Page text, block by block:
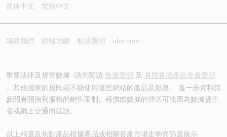
简体中文 繁體中文
聯絡我們 網站地圖 私隱聲明 ubs.com
重要法律及規管數據 -請先閱讀 免責聲明 及 具體香港產品免責聲明
。其他國家的居民或不能使用這些網站的產品及服務。 進一步資料請
參閱有關個別服務的銷售限制。報價或數據的傳送可能因為數據提供
者或網上交通而延誤。
以上精選及焦點產品根據產品或相關資產市場走勢而篩選展示